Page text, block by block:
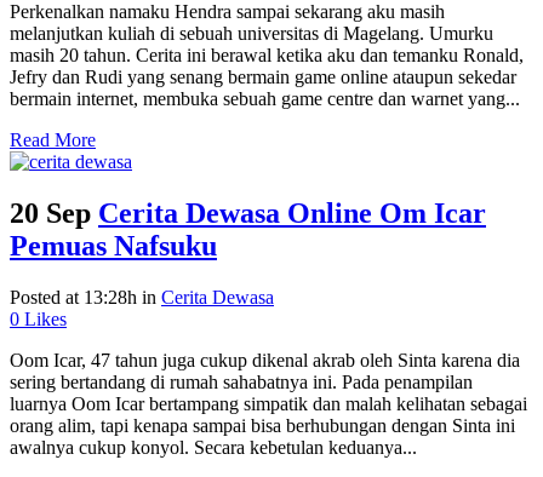
Perkenalkan namaku Hendra sampai sekarang aku masih
melanjutkan kuliah di sebuah universitas di Magelang. Umurku
masih 20 tahun. Cerita ini berawal ketika aku dan temanku Ronald,
Jefry dan Rudi yang senang bermain game online ataupun sekedar
bermain internet, membuka sebuah game centre dan warnet yang...
Read More
20 Sep Cerita Dewasa Online Om Icar
Pemuas Nafsuku
Posted at 13:28h in Cerita Dewasa
0 Likes
Oom Icar, 47 tahun juga cukup dikenal akrab oleh Sinta karena dia
sering bertandang di rumah sahabatnya ini. Pada penampilan
luarnya Oom Icar bertampang simpatik dan malah kelihatan sebagai
orang alim, tapi kenapa sampai bisa berhubungan dengan Sinta ini
awalnya cukup konyol. Secara kebetulan keduanya...